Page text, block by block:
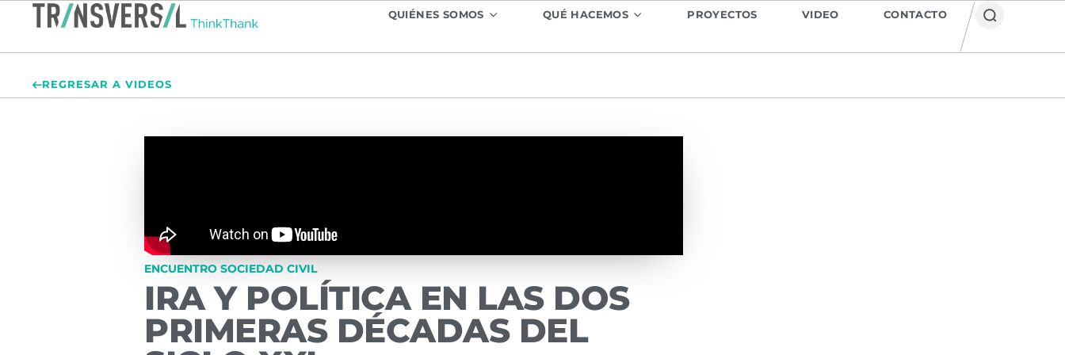
QUIÉNES SOMOS QUÉ HACEMOS PROYECTOS VIDEO CONTACTO
REGRESAR A VIDEOS
ENCUENTRO SOCIEDAD CIVIL
IRA Y POLÍTICA EN LAS DOS
PRIMERAS DÉCADAS DEL